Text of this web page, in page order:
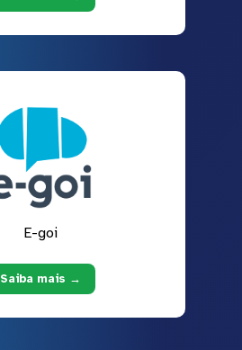
E-goi
Saiba mais →